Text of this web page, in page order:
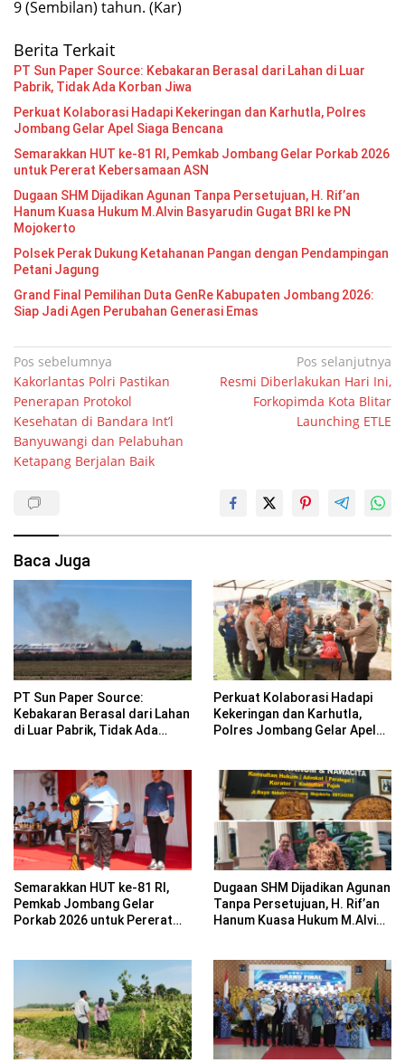
9 (Sembilan) tahun. (Kar)
Berita Terkait
PT Sun Paper Source: Kebakaran Berasal dari Lahan di Luar
Pabrik, Tidak Ada Korban Jiwa
Perkuat Kolaborasi Hadapi Kekeringan dan Karhutla, Polres
Jombang Gelar Apel Siaga Bencana
Semarakkan HUT ke-81 RI, Pemkab Jombang Gelar Porkab 2026
untuk Pererat Kebersamaan ASN
Dugaan SHM Dijadikan Agunan Tanpa Persetujuan, H. Rif’an
Hanum Kuasa Hukum M.Alvin Basyarudin Gugat BRI ke PN
Mojokerto
Polsek Perak Dukung Ketahanan Pangan dengan Pendampingan
Petani Jagung
Grand Final Pemilihan Duta GenRe Kabupaten Jombang 2026:
Siap Jadi Agen Perubahan Generasi Emas
Navigasi
pos
Pos sebelumnya
Kakorlantas Polri Pastikan
Penerapan Protokol
Kesehatan di Bandara Int’l
Banyuwangi dan Pelabuhan
Ketapang Berjalan Baik
Pos selanjutnya
Resmi Diberlakukan Hari Ini,
Forkopimda Kota Blitar
Launching ETLE
Baca Juga
PT Sun Paper Source:
Kebakaran Berasal dari Lahan
di Luar Pabrik, Tidak Ada
Perkuat Kolaborasi Hadapi
Kekeringan dan Karhutla,
Polres Jombang Gelar Apel
Semarakkan HUT ke-81 RI,
Pemkab Jombang Gelar
Porkab 2026 untuk Pererat
Dugaan SHM Dijadikan Agunan
Tanpa Persetujuan, H. Rif’an
Hanum Kuasa Hukum M.Alvin